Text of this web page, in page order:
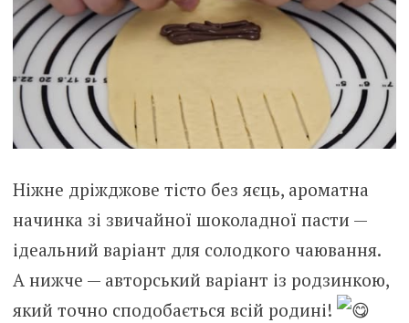
Ніжне дріжджове тісто без яєць, ароматна
начинка зі звичайної шоколадної пасти —
ідеальний варіант для солодкого чаювання.
А нижче — авторський варіант із родзинкою,
який точно сподобається всій родині!